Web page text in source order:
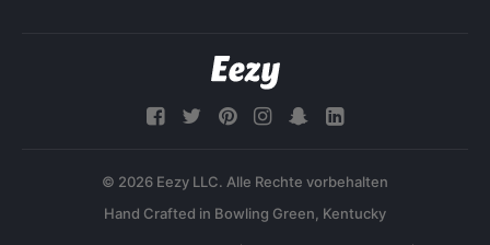
© 2026 Eezy LLC. Alle Rechte vorbehalten